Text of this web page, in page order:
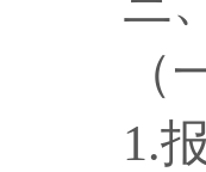
（
1.